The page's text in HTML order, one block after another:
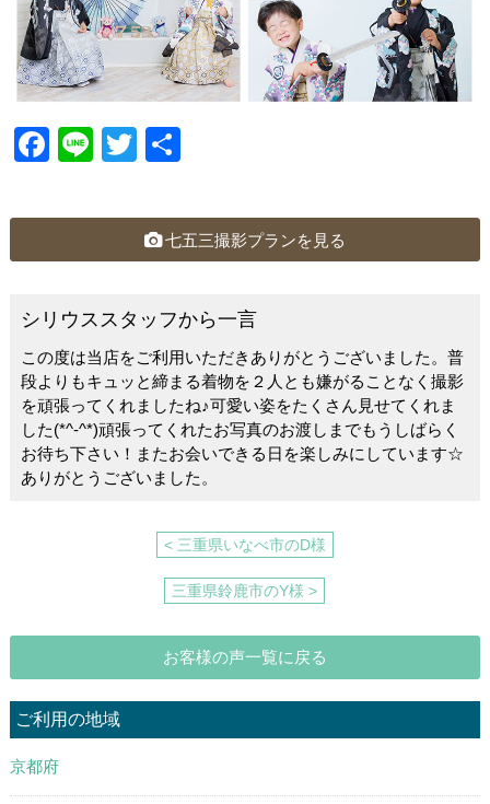
F
c
o
o
k
Li
e
T
tt
er七五三撮影プランを見る
シリウススタッフから一言
この度は当店をご利用いただきありがとうございました。普
段よりもキュッと締まる着物を２人とも嫌がることなく撮影
を頑張ってくれましたね♪可愛い姿をたくさん見せてくれま
した(*^-^*)頑張ってくれたお写真のお渡しまでもうしばらく
お待ち下さい！またお会いできる日を楽しみにしています☆
ありがとうございました。
< 三重県いなべ市のD様
三重県鈴鹿市のY様 >
お客様の声一覧に戻る
ご利用の地域
京都府